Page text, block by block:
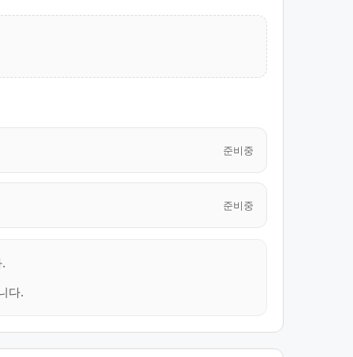
준비중
준비중
다.